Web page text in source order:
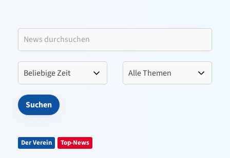
Der Verein Top-News
Sportangebote
Kontakt